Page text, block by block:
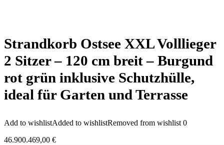
Strandkorb Ostsee XXL Volllieger
2 Sitzer – 120 cm breit – Burgund
rot grün inklusive Schutzhülle,
ideal für Garten und Terrasse
Add to wishlistAdded to wishlistRemoved from wishlist 0
46.900.469,00 €